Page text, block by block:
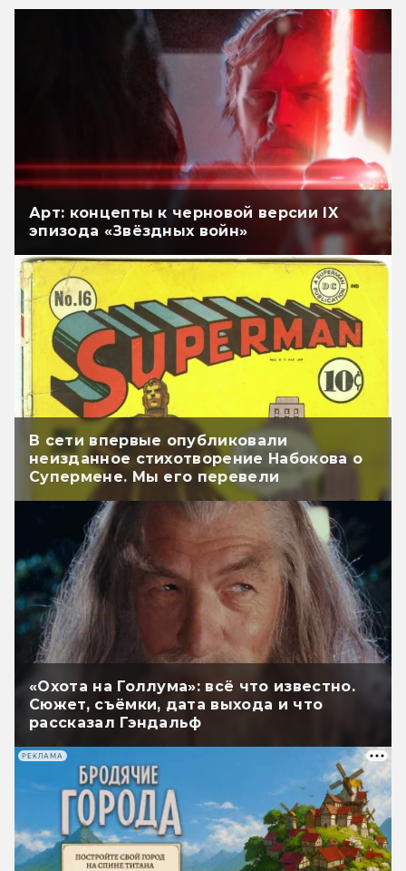
Арт: концепты к черновой версии IX
эпизода «Звёздных войн»
В сети впервые опубликовали
неизданное стихотворение Набокова о
Супермене. Мы его перевели
«Охота на Голлума»: всё что известно.
Сюжет, съёмки, дата выхода и что
рассказал Гэндальф
РЕКЛАМА